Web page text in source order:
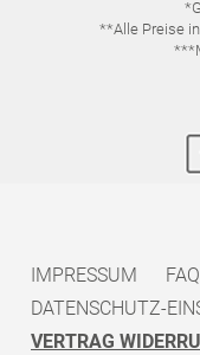
**Alle Preise
IMPRESSUM FAQ
DATENSCHUTZ-
VERTRAG